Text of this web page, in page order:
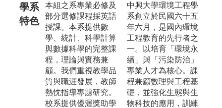
學系
特色
本組之系專業必修及
部分選修課程採英語
授課。本系提供數
學、統計、科學計算
與數據科學的完整課
程，理論與實務兼
顧。我們重視教學品
質與職涯發展，教師
熱忱指導專題研究。
校系提供優渥獎助學
中興大學環境工程學
系創立於民國六十五
年六月，是國內環境
工程教育的先行者之
一。以培育「環境永
續」與「污染防治」
專業人才為核心。課
程兼顧數理與工程基
礎，並強化生態與生
物科技的應用，訓練